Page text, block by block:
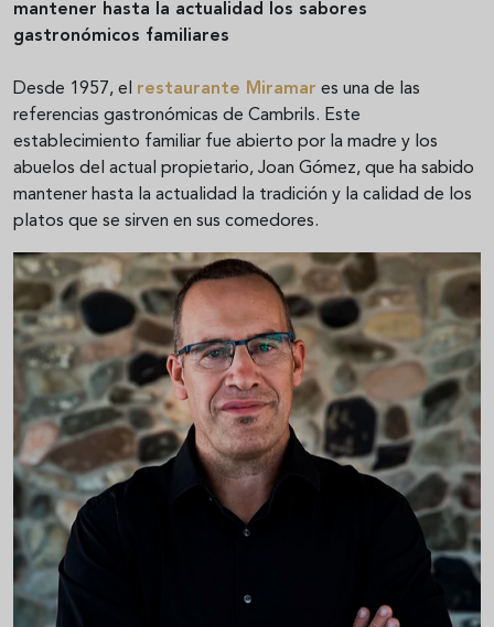
mantener hasta la actualidad los sabores
gastronómicos familiares
Desde 1957, el restaurante Miramar es una de las
referencias gastronómicas de Cambrils. Este
establecimiento familiar fue abierto por la madre y los
abuelos del actual propietario, Joan Gómez, que ha sabido
mantener hasta la actualidad la tradición y la calidad de los
platos que se sirven en sus comedores.